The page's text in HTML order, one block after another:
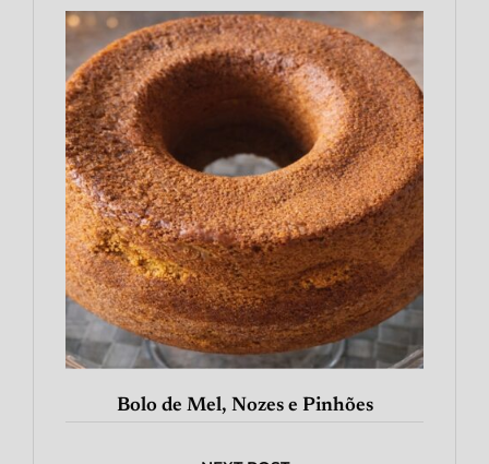
Bolo de Mel, Nozes e Pinhões